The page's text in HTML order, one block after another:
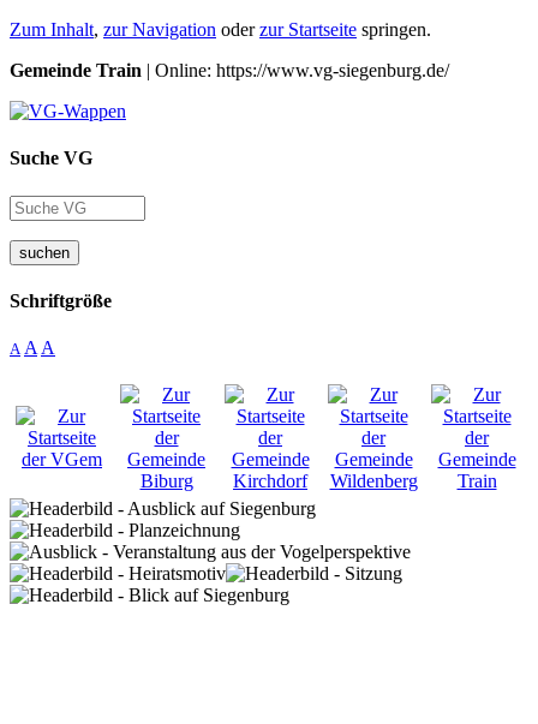
Zum Inhalt, zur Navigation oderzur Startseite springen.
Gemeinde Train | Online: https://www.vg-siegenburg.de/
Suche VG
suchen
Schriftgröße
A A A